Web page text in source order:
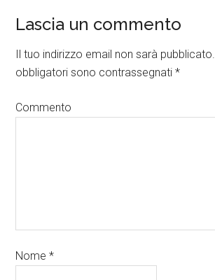
Lascia un commento
Il tuo indirizzo email non sarà pubblicato.
obbligatori sono contrassegnati*
Commento
Nome*